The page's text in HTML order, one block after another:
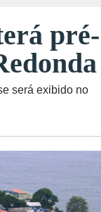
pré-
será exibido no